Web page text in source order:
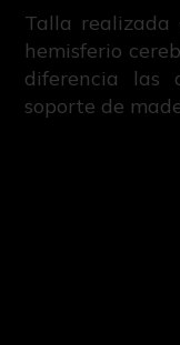
Talla realizada
hemisferio
diferencia las
soporte de